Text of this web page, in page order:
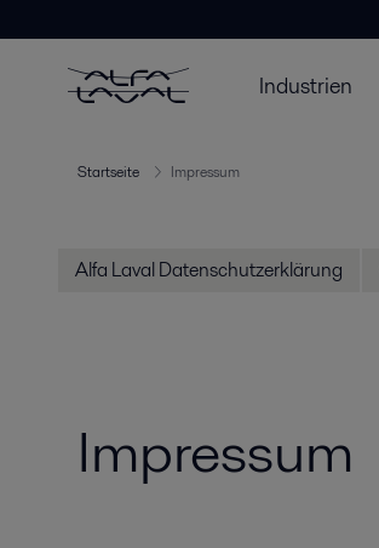
Industrien
Startseite Impressum
Alfa Laval Datenschutzerklärung
Impressum